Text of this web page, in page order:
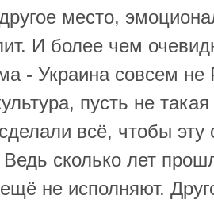
место,
И более чем
- Украина совсем
пусть не
всё, чтобы эту
Ведь сколько лет
не исполняют.